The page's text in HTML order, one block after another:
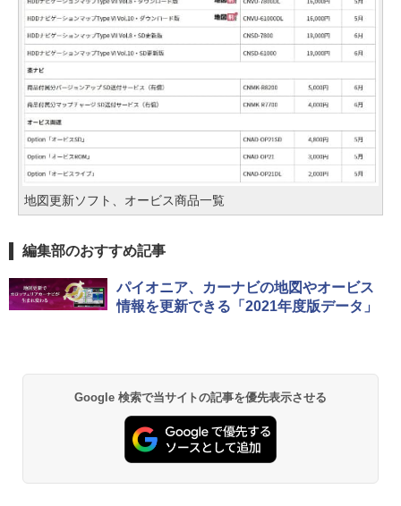
地図更新ソフト、オービス商品一覧
編集部のおすすめ記事
パイオニア、カーナビの地図やオービス
情報を更新できる「2021年度版データ」
Google 検索で当サイトの記事を優先表示させる